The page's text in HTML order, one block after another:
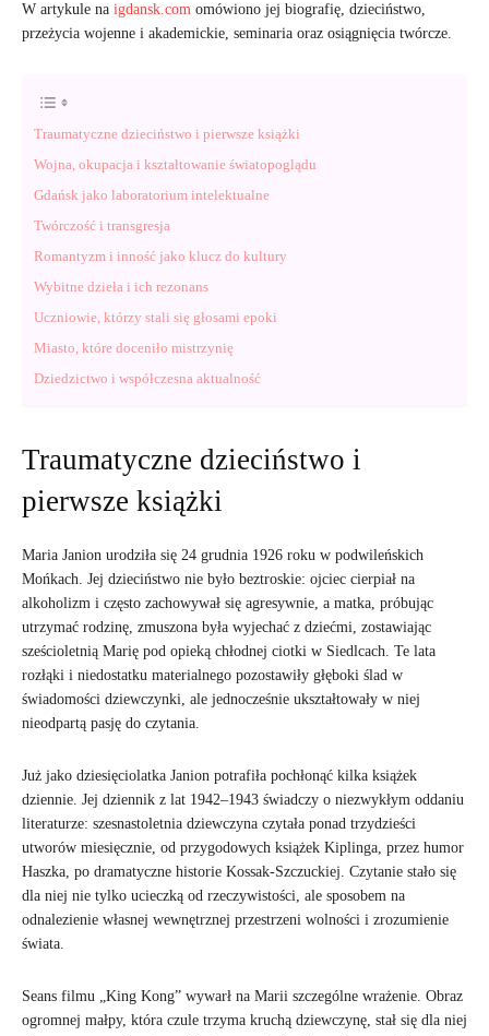
W artykule na igdansk.com omówiono jej biografię, dzieciństwo,
przeżycia wojenne i akademickie, seminaria oraz osiągnięcia twórcze.
Traumatyczne dzieciństwo i pierwsze książki
Wojna, okupacja i kształtowanie światopoglądu
Gdańsk jako laboratorium intelektualne
Twórczość i transgresja
Romantyzm i inność jako klucz do kultury
Wybitne dzieła i ich rezonans
Uczniowie, którzy stali się głosami epoki
Miasto, które doceniło mistrzynię
Dziedzictwo i współczesna aktualność
Traumatyczne dzieciństwo i
pierwsze książki
Maria Janion urodziła się 24 grudnia 1926 roku w podwileńskich
Mońkach. Jej dzieciństwo nie było beztroskie: ojciec cierpiał na
alkoholizm i często zachowywał się agresywnie, a matka, próbując
utrzymać rodzinę, zmuszona była wyjechać z dziećmi, zostawiając
sześcioletnią Marię pod opieką chłodnej ciotki w Siedlcach. Te lata
rozłąki i niedostatku materialnego pozostawiły głęboki ślad w
świadomości dziewczynki, ale jednocześnie ukształtowały w niej
nieodpartą pasję do czytania.
Już jako dziesięciolatka Janion potrafiła pochłonąć kilka książek
dziennie. Jej dziennik z lat 1942–1943 świadczy o niezwykłym oddaniu
literaturze: szesnastoletnia dziewczyna czytała ponad trzydzieści
utworów miesięcznie, od przygodowych książek Kiplinga, przez humor
Haszka, po dramatyczne historie Kossak-Szczuckiej. Czytanie stało się
dla niej nie tylko ucieczką od rzeczywistości, ale sposobem na
odnalezienie własnej wewnętrznej przestrzeni wolności i zrozumienie
świata.
Seans filmu „King Kong” wywarł na Marii szczególne wrażenie. Obraz
ogromnej małpy, która czule trzyma kruchą dziewczynę, stał się dla niej